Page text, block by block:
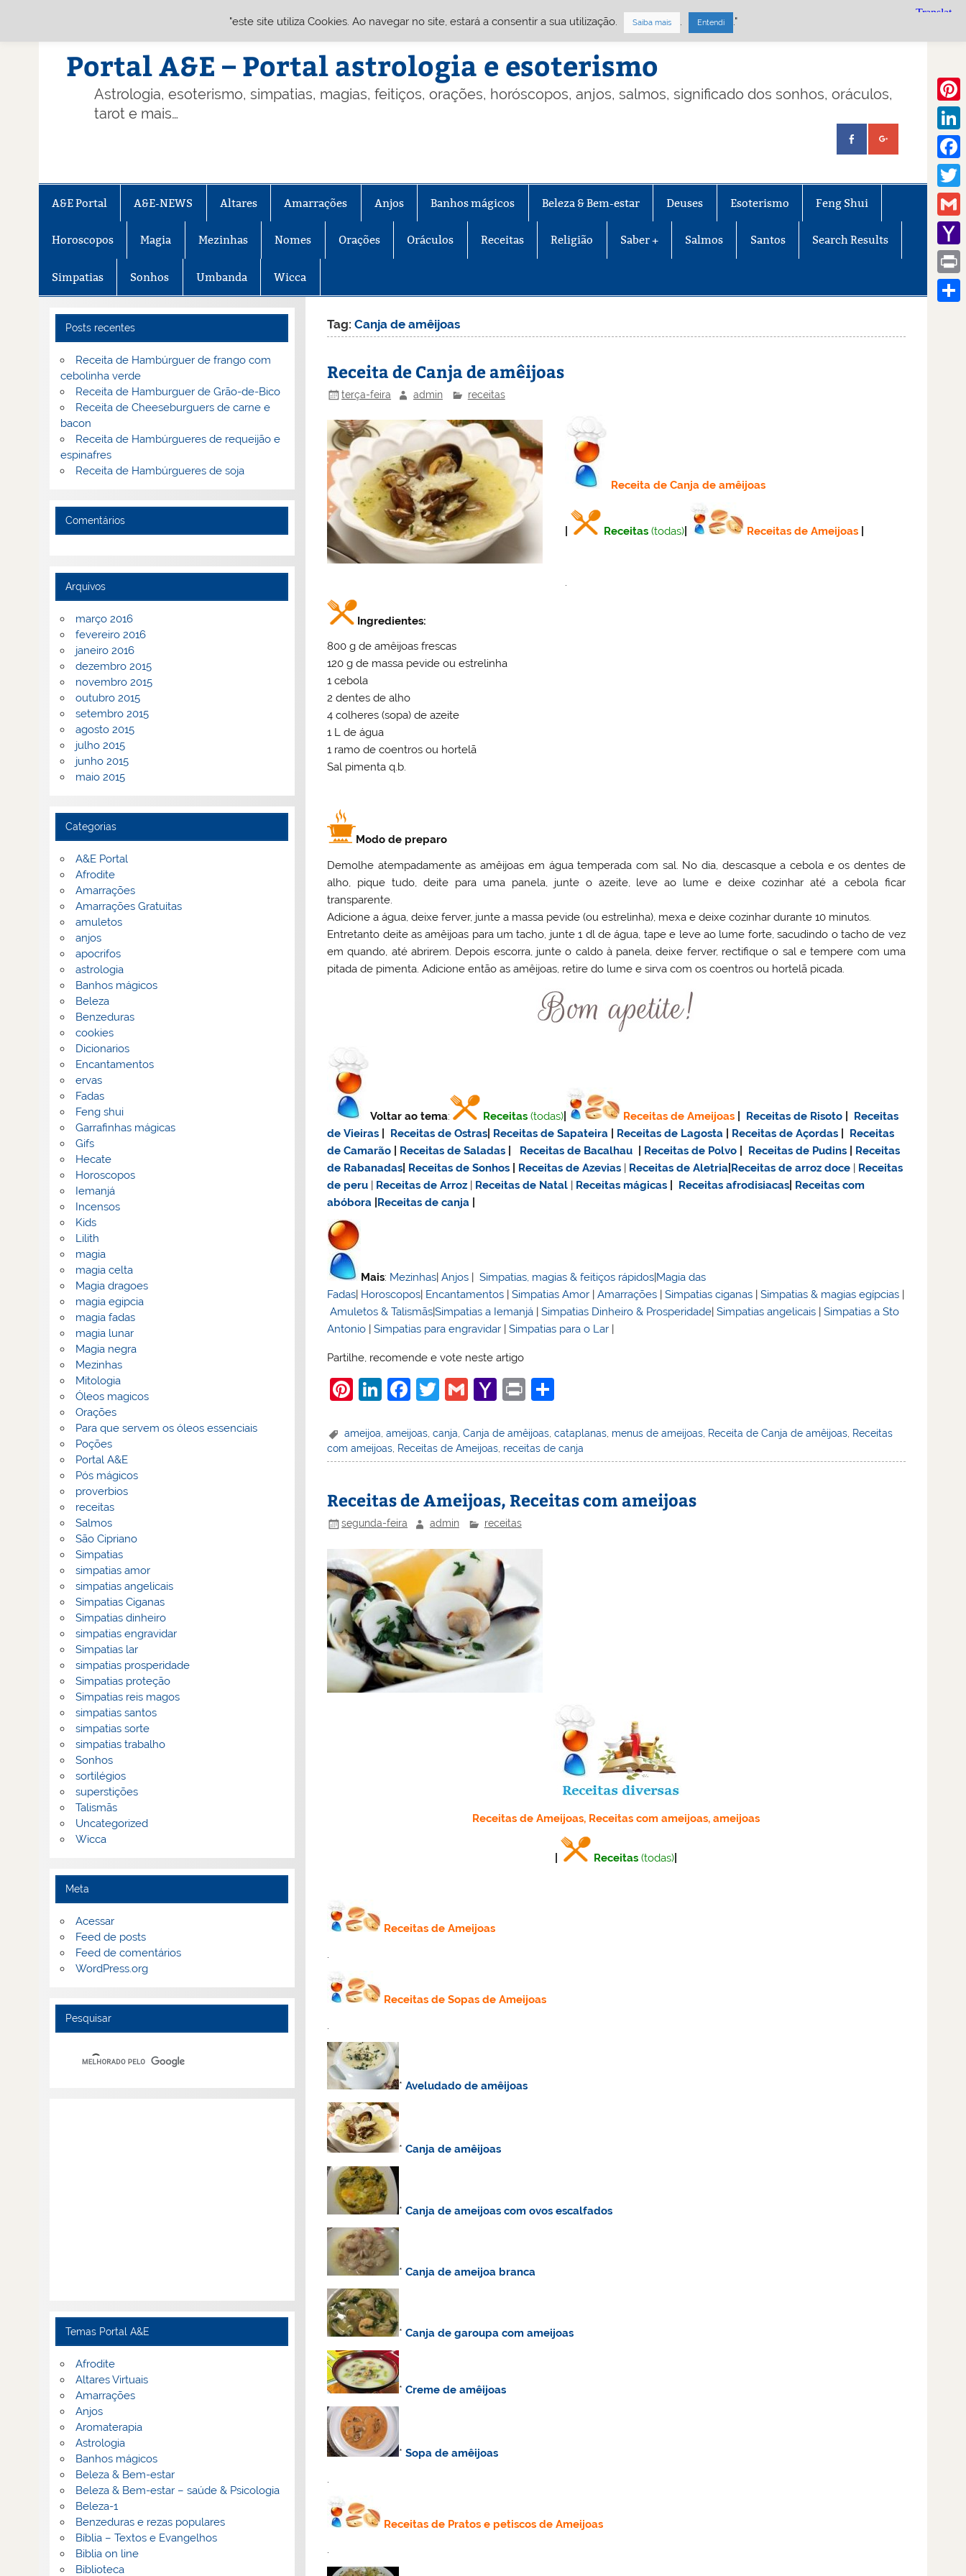
Portal A&E – Portal astrologia e esoterismo
Astrologia, esoterismo, simpatias, magias, feitiços, orações, horóscopos, anjos, salmos, significado dos sonhos, oráculos,
tarot e mais…
A&E Portal A&E-NEWS Altares Amarrações Anjos Banhos mágicos Beleza & Bem-estar Deuses Esoterismo Feng Shui
Horoscopos Magia Mezinhas Nomes Orações Oráculos Receitas Religião Saber + Salmos Santos Search Results
Simpatias Sonhos Umbanda Wicca
Tag:Canja de amêijoas
Receita de Canja de amêijoas
terça-feira admin receitas
Receita de Canja de amêijoas
Receitas (todas)| Receitas de Ameijoas|
Ingredientes:
800 g de amêijoas frescas
120 g de massa pevide ou estrelinha
1 cebola
2 dentes de alho
4 colheres (sopa) de azeite
1 L de água
1 ramo de coentros ou hortelã
Sal pimenta q.b.
Modo de preparo
Demolhe atempadamente as amêijoas em água temperada com sal. No dia, descasque a cebola e os dentes de
alho, pique tudo, deite para uma panela, junte o azeite, leve ao lume e deixe cozinhar até a cebola ficar
transparente.
Adicione a água, deixe ferver, junte a massa pevide (ou estrelinha), mexa e deixe cozinhar durante 10 minutos.
Entretanto deite as amêijoas para um tacho, junte 1 dl de água, tape e leve ao lume forte, sacudindo o tacho de vez
em quando, até abrirem. Depois escorra, junte o caldo à panela, deixe ferver, rectifique o sal e tempere com uma
pitada de pimenta. Adicione então as amêijoas, retire do lume e sirva com os coentros ou hortelã picada.
Voltar ao tema: Receitas (todas) Receitas de Ameijoas Receitas de Risoto
Receitas
de Vieiras
Receitas de Ostras Receitas de Sapateira Receitas de Lagosta Receitas de Açordas
Receitas
de Camarão
Receitas de Saladas Receitas de Bacalhau Receitas de Polvo Receitas de Pudins
Receitas
de Rabanadas Receitas de Sonhos Receitas de Azevias | Receitas de Aletria Receitas dearroz doce | Receitas
de peru | Receitas de Arroz | Receitas de Natal | Receitas mágicas Receitas afrodisiacas Receitas com
abóbora Receitas de canja
Mais: Mezinhas |Anjos |Simpatias, magias & feitiços rápidos Magia das
Fadas Horoscopos Encantamentos |Simpatias Amor |Amarrações |Simpatias ciganas |Simpatias & magias egípcias
Amuletos & Talismãs|Simpatias a Iemanjá |Simpatias Dinheiro & Prosperidade |Simpatias angelicais |Simpatias a Sto
Antonio |Simpatias para engravidar |Simpatias para o Lar
Partilhe, recomende e vote neste artigo
Pi
er
e
Li
k
e
n
F
c
e
o
o
k
T
itt
er
G
ai
l
Y
h
o
M
ai
l
Pr
t
ar
e
ameijoa ,ameijoas ,canja ,Canja de amêijoas ,cataplanas menus de ameijoas Receita de Canja de amêijoas Receitas
com ameijoas, Receitas de Ameijoas, receitas de canja
Receitas de Ameijoas, Receitas com ameijoas
segunda-feira admin receitas
Receitas de Ameijoas, Receitas com ameijoas, ameijoas
Receitas (todas)
Receitas de Ameijoas
.
Receitas de Sopas de Ameijoas
*Aveludado de amêijoas
*Canja de amêijoas
*Canja de ameijoas com ovos escalfados
*Canja de ameijoa branca
*Canja de garoupa com ameijoas
*Creme de amêijoas
*Sopa de amêijoas
.
Receitas de Pratos e petiscos de Ameijoas
.
Posts recentes
Receita de Hambúrguer de frango com
cebolinha verde
Receita de Hamburguer de Grão-de-Bico
Receita de Cheeseburguers de carne e
bacon
Receita de Hambúrgueres de requeijão e
espinafres
Receita de Hambúrgueres de soja
Comentários
Arquivos
março 2016
fevereiro 2016
janeiro 2016
dezembro 2015
novembro 2015
outubro 2015
setembro 2015
agosto 2015
julho 2015
junho 2015
maio 2015
Categorias
A&E Portal
Afrodite
Amarrações
Amarrações Gratuitas
amuletos
anjos
apocrifos
astrologia
Banhos mágicos
Beleza
Benzeduras
cookies
Dicionarios
Encantamentos
ervas
Fadas
Feng shui
Garrafinhas mágicas
Gifs
Hecate
Horoscopos
Iemanjá
Incensos
Kids
Lilith
magia
magia celta
Magia dragoes
magia egipcia
magia fadas
magia lunar
Magia negra
Mezinhas
Mitologia
Óleos magicos
Orações
Para que servem os óleos essenciais
Poções
Portal A&E
Pós mágicos
proverbios
receitas
Salmos
São Cipriano
Simpatias
simpatias amor
simpatias angelicais
Simpatias Ciganas
Simpatias dinheiro
simpatias engravidar
Simpatias lar
simpatias prosperidade
Simpatias proteção
Simpatias reis magos
simpatias santos
simpatias sorte
simpatias trabalho
Sonhos
sortilégios
superstições
Talismãs
Uncategorized
Wicca
Meta
Acessar
Feed de posts
Feed de comentários
WordPress.org
Pesquisar
Temas Portal A&E
Afrodite
Altares Virtuais
Amarrações
Anjos
Aromaterapia
Astrologia
Banhos mágicos
Beleza & Bem-estar
Beleza & Bem-estar – saúde & Psicologia
Beleza-1
Benzeduras e rezas populares
Bíblia – Textos e Evangelhos
Biblia on line
Biblioteca
Gmail
Mail
Print
"este site utiliza Cookies. Ao navegar no site, estará a consentir a sua utilização. Saiba mais . Entendi ."